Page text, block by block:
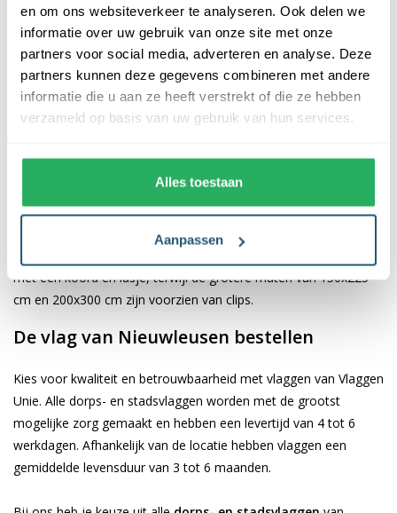
en om ons websiteverkeer te analyseren. Ook delen we
informatie over uw gebruik van onze site met onze
partners voor social media, adverteren en analyse. Deze
partners kunnen deze gegevens combineren met andere
informatie die u aan ze heeft verstrekt of die ze hebben
verzameld op basis van uw gebruik van hun services.
Alles toestaan
Aanpassen
De afwerking van onze vlaggen is van hoge kwaliteit. Ze zijn
voorzien van een sterke kopband en een dubbele stiknaad, wat
bijdraagt aan hun duurzaamheid en stevigheid. Wij bieden de
vlag vanNieuwleusen aan in verschillende afmetingen, namelijk
40x60 cm, 70x100 cm, 100x150 cm, 150x225 cm en 200x300
Afhankelijk van de afmetingen die je kiest, worden de vlaggen
voorzien van verschillende bevestigingsmogelijkheden. De
met een koord en lusje, terwijl de grotere maten van 150x225
cm en 200x300 cm zijn voorzien van clips.
De vlag van Nieuwleusen bestellen
Kies voor kwaliteit en betrouwbaarheid met vlaggen van Vlaggen
Unie. Alle dorps- en stadsvlaggen worden met de grootst
mogelijke zorg gemaakt en hebben een levertijd van 4 tot 6
werkdagen. Afhankelijk van de locatie hebben vlaggen een
gemiddelde levensduur van 3 tot 6 maanden.